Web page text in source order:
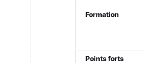
Formation
Points forts